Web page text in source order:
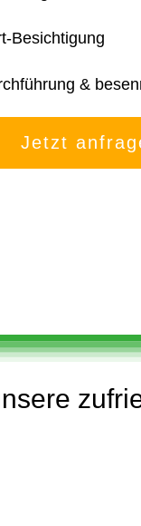
Besichtigung
&
Jetzt